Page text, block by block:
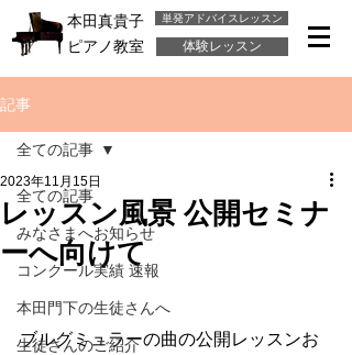
単発アドバイスレッスン
本田真貴子
ピアノ教室
体験レッスン
記事
全ての記事
みなさまへお知らせ
コンクール実績 速報
本田門下の生徒さんへ
生徒さんのご紹介
全ての記事
レッスン風景 公開セミナ
ーへ向けて
2023年11月15日
ブルグミュラーの曲の公開レッスンお